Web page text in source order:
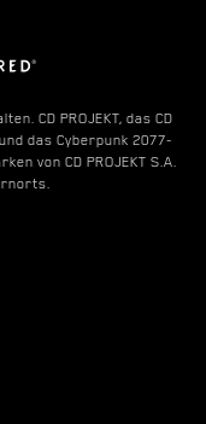
CD PROJEKT, das CD
das Cyberpunk 2077-
von CD PROJEKT S.A.